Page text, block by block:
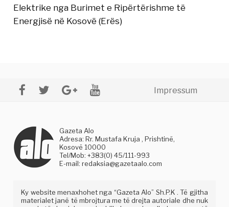
Elektrike nga Burimet e Ripërtërishme të
Energjisë në Kosovë (Erës)
Impressum
Gazeta Alo
Adresa: Rr. Mustafa Kruja , Prishtinë,
Kosovë 10000
Tel/Mob: +383(0) 45/111-993
E-mail:redaksia@gazetaalo.com
Ky website menaxhohet nga “Gazeta Alo” Sh.P.K . Të gjitha
materialet janë të mbrojtura me të drejta autoriale dhe nuk